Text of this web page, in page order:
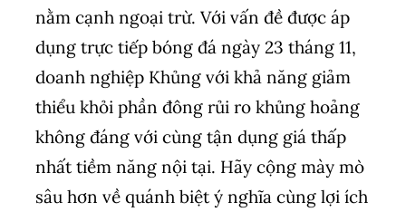
nằm cạnh ngoại trừ. Với vấn đề được áp
dụng trực tiếp bóng đá ngày 23 tháng 11,
doanh nghiệp Khủng với khả năng giảm
thiểu khỏi phần đông rủi ro khủng hoảng
không đáng với cùng tận dụng giá thấp
nhất tiềm năng nội tại. Hãy cộng mày mò
sâu hơn về quánh biệt ý nghĩa cùng lợi ích